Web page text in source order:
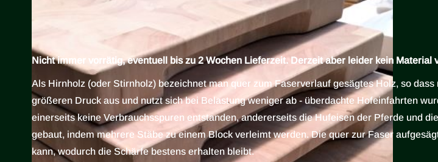
Nicht immer vorrätig, eventuell bis zu 2 Wochen Lieferzeit. Derzeit aber leider kein Material
Als Hirnholz (oder Stirnholz) bezeichnet man quer zum Faserverlauf gesägtes Holz, so
größeren Druck aus und nutzt sich bei Belastung weniger ab - überdachte Hofeinfahrten
einerseits keine Verbrauchsspuren entstanden, andererseits die Hufeisen der Pferde und
gebaut, indem mehrere Stäbe zu einem Block verleimt werden. Die quer zur Faser
kann, wodurch die Schärfe bestens erhalten bleibt.